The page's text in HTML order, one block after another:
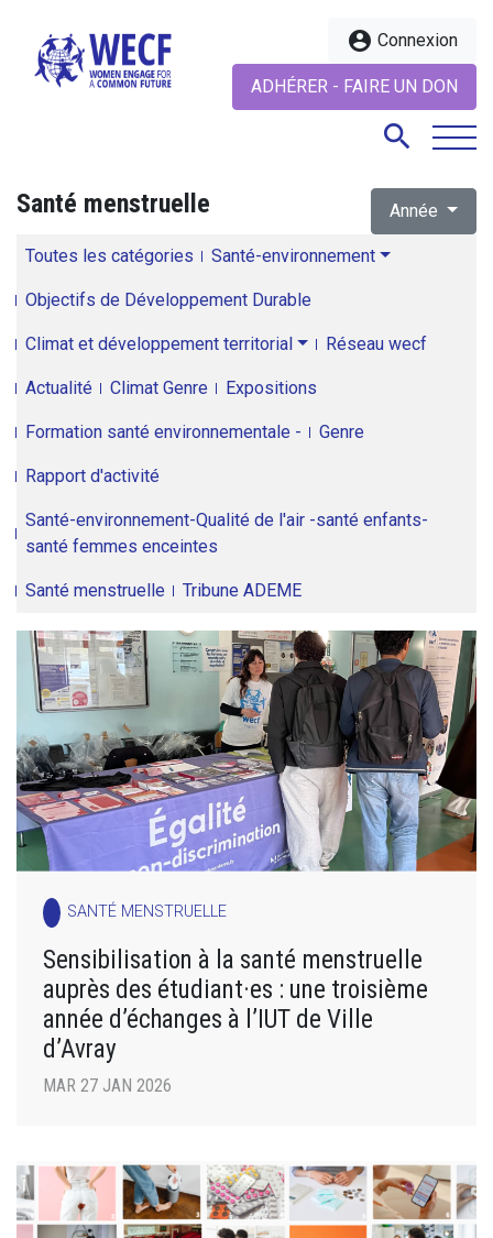
account_circle Connexion
ADHÉRER - FAIRE UN DON
search
Santé menstruelle Année
Toutes les catégories Santé-environnement
Objectifs de Développement Durable
Climat et développement territorial Réseau wecf
Actualité Climat Genre Expositions
Formation santé environnementale - Genre
Rapport d'activité
Santé-environnement-Qualité de l'air -santé enfants-
santé femmes enceintes
Santé menstruelle Tribune ADEME
SANTÉ MENSTRUELLE
Sensibilisation à la santé menstruelle
auprès des étudiant·es : une troisième
année d’échanges à l’IUT de Ville
d’Avray
MAR 27 JAN 2026